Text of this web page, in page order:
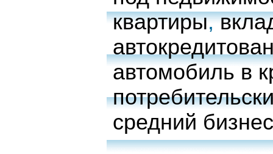
квартиры,
автомобиль в
средний бизнес